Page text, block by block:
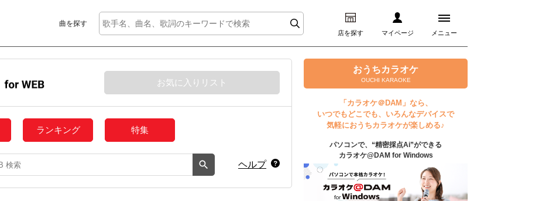
曲を探す
店を探す マイページ メニュー
ログイン
マイページ
プレミアムサービス
DAM★とも動画
DAM★とも録音
お気に入りリスト
ランキング 特集
ヘルプ
おうちカラオケ
OUCHI KARAOKE
「カラオケ＠DAM」なら、
いつでもどこでも、いろんなデバイスで
気軽におうちカラオケが楽しめる♪
パソコンで、“精密採点Ai”ができる
カラオケ@DAM for Windows